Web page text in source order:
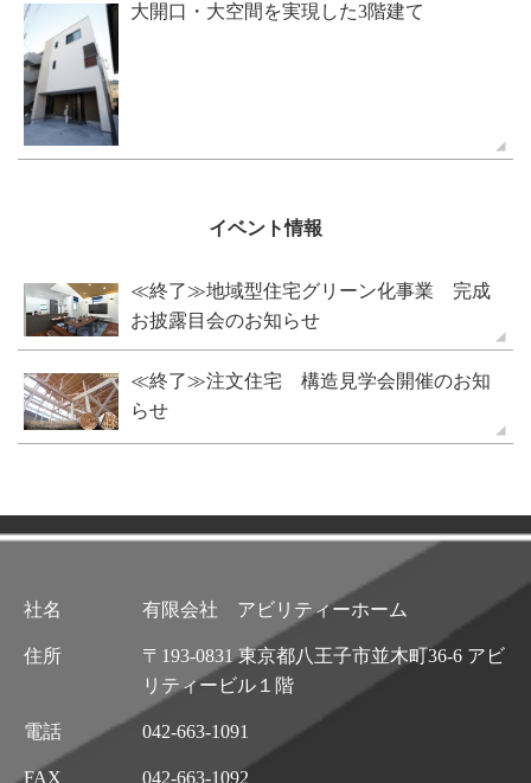
大開口・大空間を実現した3階建て
イベント情報
≪終了≫地域型住宅グリーン化事業 完成
お披露目会のお知らせ
≪終了≫注文住宅 構造見学会開催のお知
らせ
社名 有限会社 アビリティーホーム
住所
〒193-0831 東京都八王子市並木町36-6 アビ
リティービル１階
電話 042-663-1091
FAX 042-663-1092